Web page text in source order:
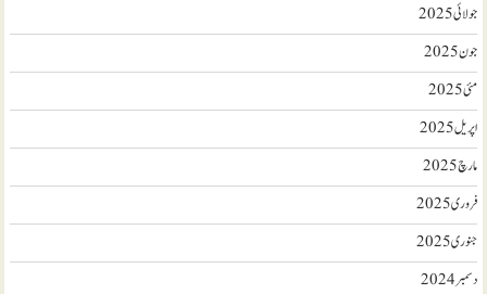
جولائی 2025
جون 2025
مئی 2025
اپریل 2025
مارچ 2025
فروری 2025
جنوری 2025
دسمبر 2024